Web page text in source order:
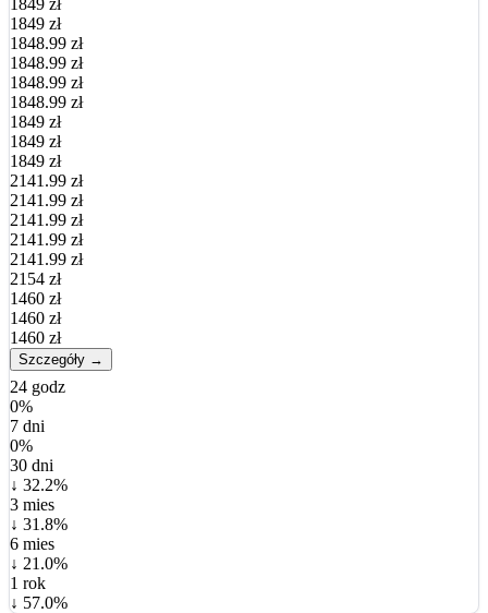
1849 zł
1848.99 zł
1848.99 zł
1848.99 zł
1848.99 zł
1849 zł
1849 zł
1849 zł
2141.99 zł
2141.99 zł
2141.99 zł
2141.99 zł
2141.99 zł
2154 zł
1460 zł
1460 zł
1460 zł
Szczegóły →
24 godz
0%
7 dni
0%
30 dni
↓ 32.2%
3 mies
↓ 31.8%
6 mies
↓ 21.0%
1 rok
↓ 57.0%